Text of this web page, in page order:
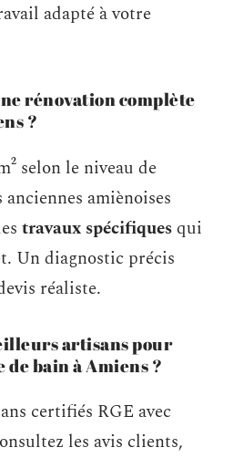
adapté à votre
rénovation complète
?
selon le niveau de
amiènoises
travaux spécifiques qui
Un diagnostic précis
réaliste.
artisans pour
bain à Amiens ?
certifiés RGE avec
les avis clients,